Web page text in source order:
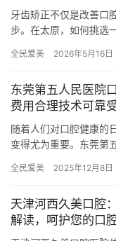
牙齿矫正不仅是改善口
步。在太原，如何挑选
原…
全民爱美 2026年5月16日
东莞第五人民医院
费用合理技术可靠受
随着人们对口腔健康的
变得尤为重要。东莞第
大患者…
全民爱美 2025年12月8日
天津河西久美口腔
解读，呵护您的口